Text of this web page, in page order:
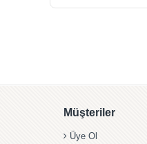
Müşteriler
Üye Ol